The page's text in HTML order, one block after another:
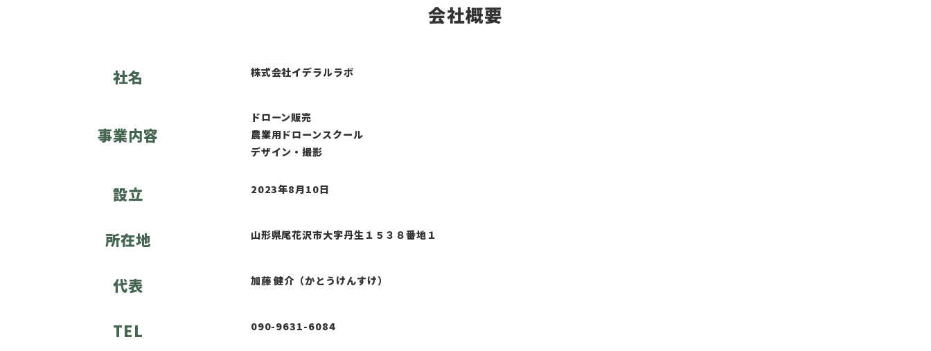
会社概要
社名 株式会社イデラルラボ
事業内容
ドローン販売
農業用ドローンスクール
デザイン・撮影
設立 2023年8月10日
所在地 山形県尾花沢市大字丹生１５３８番地１
代表 加藤 健介（かとうけんすけ）
TEL 090-9631-6084